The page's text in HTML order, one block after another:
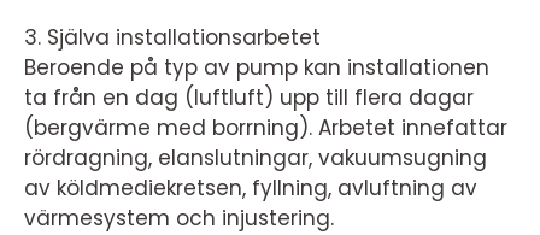
3. Själva installationsarbetet
Beroende på typ av pump kan installationen
ta från en dag (luftluft) upp till flera dagar
(bergvärme med borrning). Arbetet innefattar
rördragning, elanslutningar, vakuumsugning
av köldmediekretsen, fyllning, avluftning av
värmesystem och injustering.